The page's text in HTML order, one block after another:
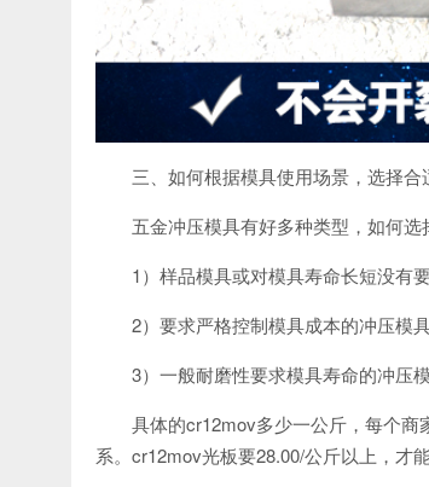
三、如何根据模具使用场景，选择
五金冲压模具有好多种类型，如何
1）样品模具或对模具寿命长短没有
2）要求严格控制模具成本的冲压模
3）一般耐磨性要求模具寿命的冲压
具体的cr12mov多少一公斤，每个
系。cr12mov光板要28.00/公斤以上，才